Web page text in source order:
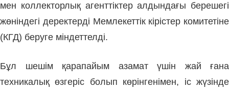
мен коллекторлық агенттіктер алдындағы берешегі
жөніндегі деректерді Мемлекеттік кірістер комитетіне
(КГД) беруге міндеттелді.
Бұл шешім қарапайым азамат үшін жай ғана
техникалық өзгеріс болып көрінгенімен, іс жүзінде